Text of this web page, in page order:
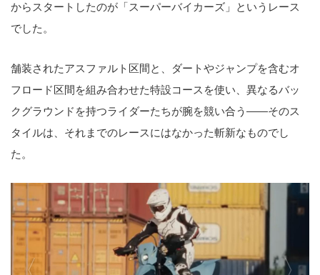
からスタートしたのが「スーパーバイカーズ」というレース
でした。
舗装されたアスファルト区間と、ダートやジャンプを含むオ
フロード区間を組み合わせた特設コースを使い、異なるバッ
クグラウンドを持つライダーたちが腕を競い合う――そのス
タイルは、それまでのレースにはなかった斬新なものでし
た。